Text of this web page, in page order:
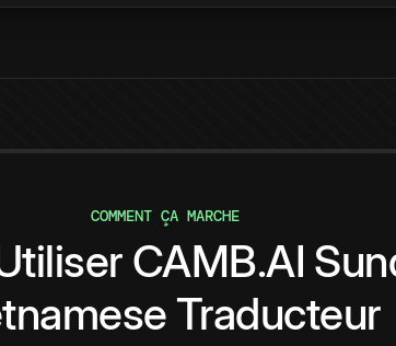
COMMENT ÇA MARCHE
CAMB.AI
Traducteur